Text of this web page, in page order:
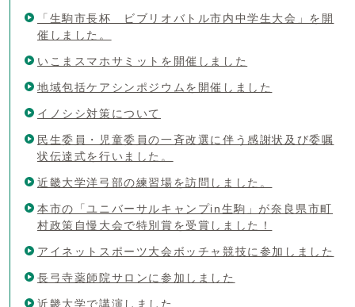
「生駒市長杯 ビブリオバトル市内中学生大会」を開
催しました。
いこまスマホサミットを開催しました
地域包括ケアシンポジウムを開催しました
イノシシ対策について
民生委員・児童委員の一斉改選に伴う感謝状及び委嘱
状伝達式を行いました。
近畿大学洋弓部の練習場を訪問しました。
本市の「ユニバーサルキャンプin生駒」が奈良県市町
村政策自慢大会で特別賞を受賞しました！
アイネットスポーツ大会ボッチャ競技に参加しました
長弓寺薬師院サロンに参加しました
近畿大学で講演しました